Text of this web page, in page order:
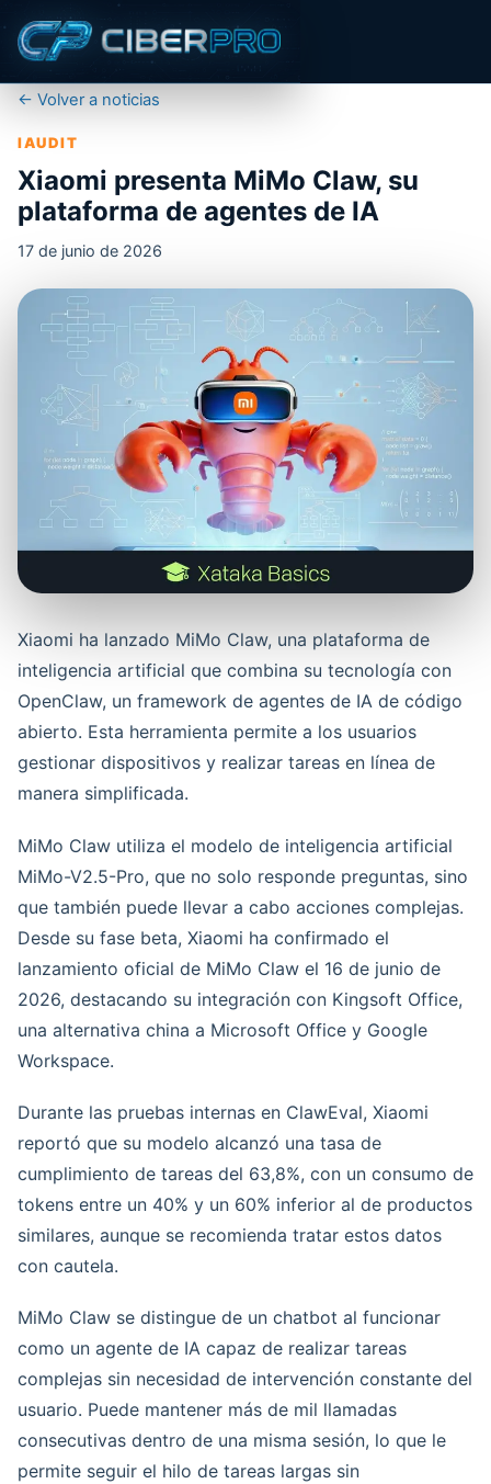
← Volver a noticias
IAUDIT
Xiaomi presenta MiMo Claw, su
plataforma de agentes de IA
17 de junio de 2026
Xiaomi ha lanzado MiMo Claw, una plataforma de
inteligencia artificial que combina su tecnología con
OpenClaw, un framework de agentes de IA de código
abierto. Esta herramienta permite a los usuarios
gestionar dispositivos y realizar tareas en línea de
manera simplificada.
MiMo Claw utiliza el modelo de inteligencia artificial
MiMo-V2.5-Pro, que no solo responde preguntas, sino
que también puede llevar a cabo acciones complejas.
Desde su fase beta, Xiaomi ha confirmado el
lanzamiento oficial de MiMo Claw el 16 de junio de
2026, destacando su integración con Kingsoft Office,
una alternativa china a Microsoft Office y Google
Workspace.
Durante las pruebas internas en ClawEval, Xiaomi
reportó que su modelo alcanzó una tasa de
cumplimiento de tareas del 63,8%, con un consumo de
tokens entre un 40% y un 60% inferior al de productos
similares, aunque se recomienda tratar estos datos
con cautela.
MiMo Claw se distingue de un chatbot al funcionar
como un agente de IA capaz de realizar tareas
complejas sin necesidad de intervención constante del
usuario. Puede mantener más de mil llamadas
consecutivas dentro de una misma sesión, lo que le
permite seguir el hilo de tareas largas sin